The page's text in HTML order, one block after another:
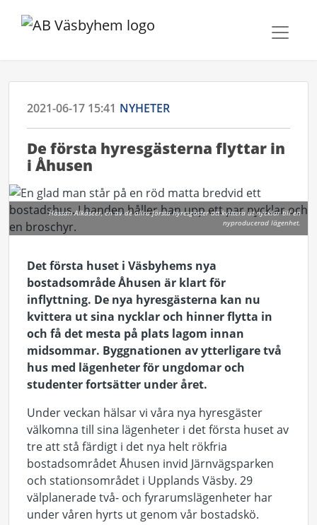
2021-06-17 15:41 NYHETER
De första hyresgästerna flyttar in
i Åhusen
Hassan Alkaseer, en av de allra första hyresgäster att kvittera ut nycklar till en
nyproducerad lägenhet.
Det första huset i Väsbyhems nya
bostadsområde Åhusen är klart för
inflyttning. De nya hyresgästerna kan nu
kvittera ut sina nycklar och hinner flytta in
och få det mesta på plats lagom innan
midsommar. Byggnationen av ytterligare två
hus med lägenheter för ungdomar och
studenter fortsätter under året.
Under veckan hälsar vi våra nya hyresgäster
välkomna till sina lägenheter i det första huset av
tre att stå färdigt i det nya helt rökfria
bostadsområdet Åhusen invid Järnvägsparken
och stationsområdet i Upplands Väsby. 29
välplanerade två- och fyrarumslägenheter har
under våren hyrts ut genom vår bostadskö.